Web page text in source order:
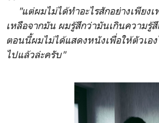
"แต่ผมไม่ได้ทำอะไรสักอย่างเพียงเ
เหลือจากมัน ผมรู้สึกว่ามันเกินความ
ตอนนี้ผมไม่ได้แสดงหนังเพื่อให้ตัวเอ
ไปแล้วล่ะครับ"